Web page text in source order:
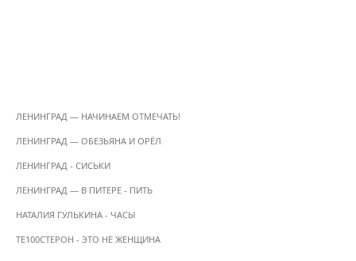
ЛЕНИНГРАД — НАЧИНАЕМ ОТМЕЧАТЬ!
ЛЕНИНГРАД — ОБЕЗЬЯНА И ОРЁЛ
ЛЕНИНГРАД - СИСЬКИ
ЛЕНИНГРАД — В ПИТЕРЕ - ПИТЬ
НАТАЛИЯ ГУЛЬКИНА - ЧАСЫ
ТЕ100СТЕРОН - ЭТО НЕ ЖЕНЩИНА